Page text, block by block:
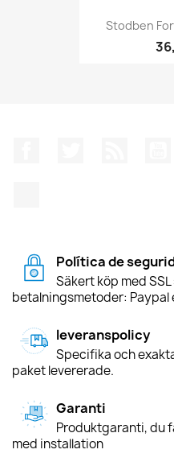
Stodben
Política de
Säkert köp med
betalningsmetoder: Paypal
leveranspolicy
Specifika och
paket levererade.
Garanti
Produktgaranti, du
med installation